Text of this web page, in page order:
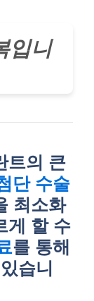
입니
트의 큰
단 수술
최소화
게 할 수
를 통해
습니